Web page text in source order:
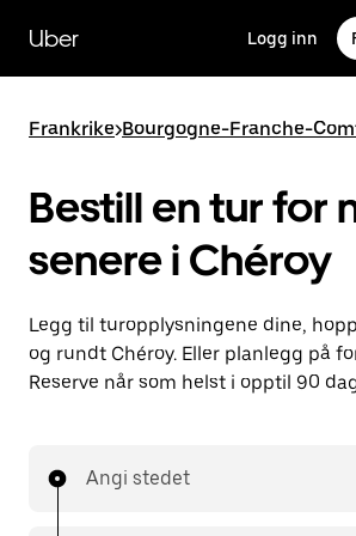
hovedinnholdet
Uber Logg inn
Frankrike>Bourgogne-Franche-
Bestill en tur for
senere i Chéroy
Legg til turopplysningene dine,
og rundt Chéroy. Eller planlegg på
Reserve når som helst i opptil 90
Angi stedet